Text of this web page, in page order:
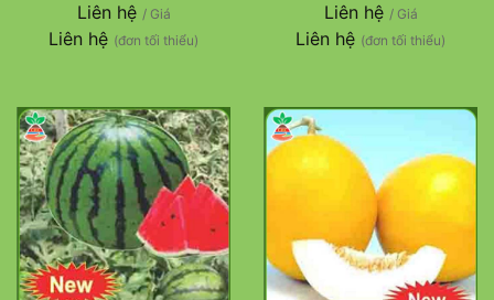
Liên hệ / Giá
Liên hệ (đơn tối thiểu)
Liên hệ / Giá
Liên hệ (đơn tối thiểu)